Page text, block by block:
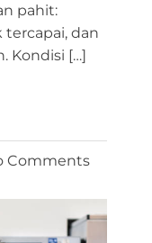
pahit:
dan
Kondisi […]
Comments